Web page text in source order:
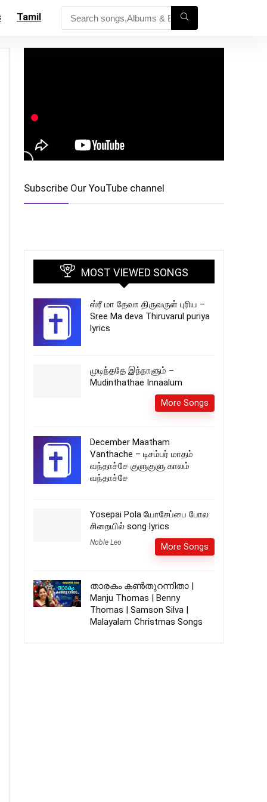
Tamil
Subscribe Our YouTube channel
MOST VIEWED SONGS
ஸ்ரீ மா தேவா திருவருள் புரிய –
Sree Ma deva Thiruvarul puriya
lyrics
முடிந்ததே இந்நாளும் –
Mudinthathae Innaalum
More Songs
December Maatham
Vanthache – டிசம்பர் மாதம்
வந்தாச்சே குளுகுளு காலம்
வந்தாச்சே
Yosepai Pola யோசேப்பை போல
சிறையில் song lyrics
Noble Leo More Songs
താരകം കൺതുറന്നിതാ |
Manju Thomas | Benny
Thomas | Samson Silva |
Malayalam Christmas Songs